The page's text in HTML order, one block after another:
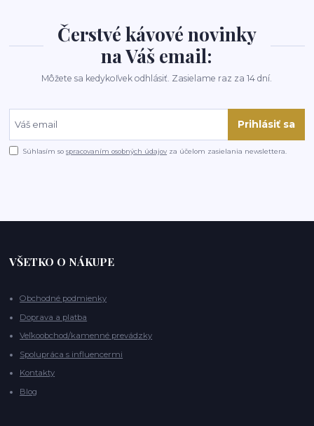
Čerstvé kávové novinky
na Váš email:
Môžete sa kedykoľvek odhlásiť. Zasielame raz za 14 dní.
Prihlásiť sa
Súhlasím sospracovaním osobných údajov za účelom zasielania newslettera.
VŠETKO O NÁKUPE
Obchodné podmienky
Doprava a platba
Veľkoobchod/kamenné prevádzky
Spolupráca s influencermi
Kontakty
Blog